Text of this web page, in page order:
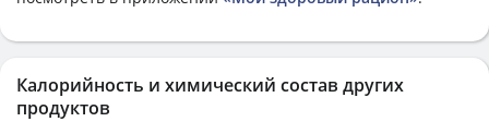
Калорийность и химический состав других
продуктов